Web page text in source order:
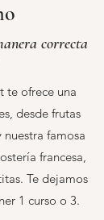
correcta
te ofrece una
desde frutas
nuestra famosa
francesa,
Te dejamos
1 curso o 3.